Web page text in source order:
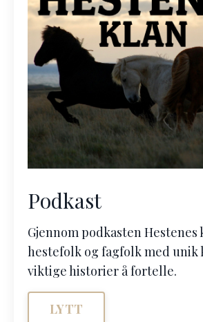
Podkast
Gjennom podkasten Hestenes
hestefolk og fagfolk med unik
viktige historier å fortelle.
LYTT